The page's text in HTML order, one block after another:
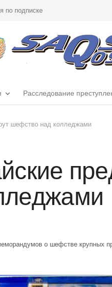
по подписке
Расследование
шефство над колледжами
о шефстве крупных